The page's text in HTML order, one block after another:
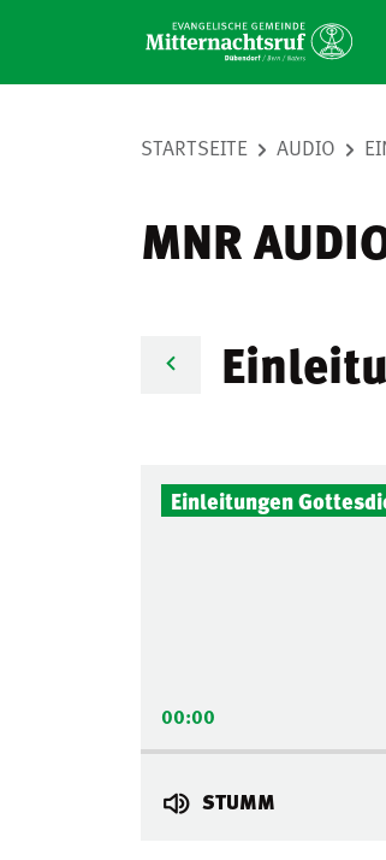
STARTSEITE AUDIO
MNR
Einleitungen
Audio-
00:00
STUMM